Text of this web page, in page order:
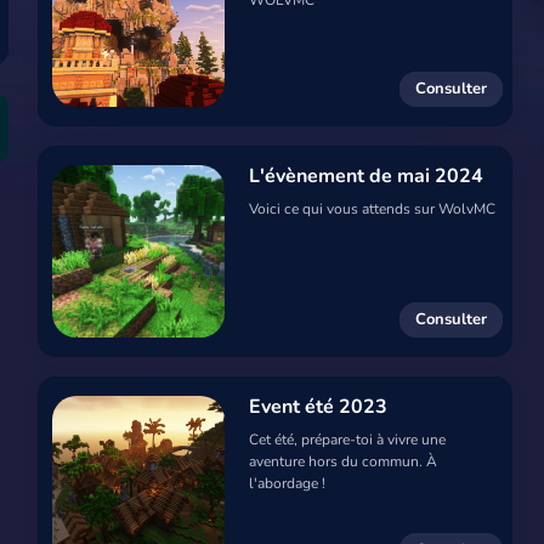
Consulter
L'évènement de mai 2024
Voici ce qui vous attends sur WolvMC
Consulter
Event été 2023
Cet été, prépare-toi à vivre une
aventure hors du commun. À
l'abordage !